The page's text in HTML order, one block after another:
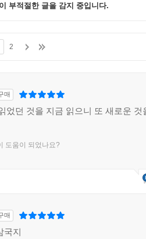
이 부적절한 글을 감지 중입니다.
2
매
었던 것을 지금 읽으니 또 새로운 것
도움이 되었나요?
매
국지